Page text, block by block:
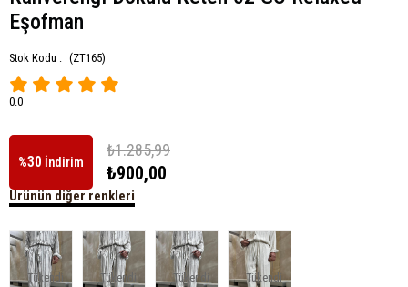
Eşofman
Stok Kodu : (ZT165)
0.0
%30 İndirim
₺1.285,99
₺900,00
Ürünün diğer renkleri
Tükendi Tükendi Tükendi Tükendi